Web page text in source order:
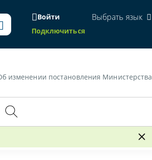
Войти
Подключиться
Выбрать язык
Республики Беларусь от 13 июня 2019 г. № 53»